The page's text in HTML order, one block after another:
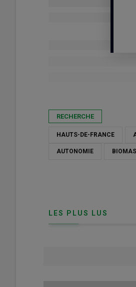
RECHERCHE
HAUTS-DE-FRANCE
AUTONOMIE
LES PLUS LUS